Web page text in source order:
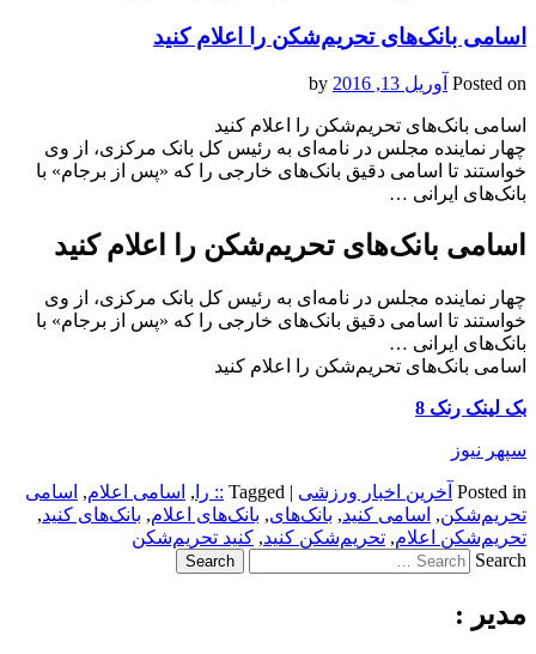
اسامی بانک‌های تحریم‌شکن را اعلام کنید
Posted on آوریل 13, 2016
اسامی بانک‌های تحریم‌شکن را اعلام کنید
چهار نماینده مجلس در نامه‌ای به رئیس کل بانک مرکزی، از وی
خواستند تا اسامی دقیق بانک‌های خارجی را که «پس از برجام» با
بانک‌های ایرانی …
اسامی بانک‌های تحریم‌شکن را اعلام کنید
چهار نماینده مجلس در نامه‌ای به رئیس کل بانک مرکزی، از وی
خواستند تا اسامی دقیق بانک‌های خارجی را که «پس از برجام» با
بانک‌های ایرانی …
اسامی بانک‌های تحریم‌شکن را اعلام کنید
بک لینک رنک 8
سپهر نیوز
Posted in آخرین اخبار ورزشی |
Tagged :: را , اسامی اعلام, اسامی
تحریم‌شکن, اسامی کنید, بانک‌های, بانک‌های اعلام, بانک‌های کنید,
تحریم‌شکن اعلام, تحریم‌شکن کنید, کنید تحریم‌شکن
Search
مدیر :